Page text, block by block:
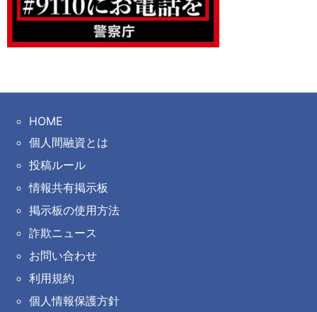
HOME
個人間融資とは
投稿ルール
情報共有掲示板
掲示板の使用方法
詐欺ニュース
お問い合わせ
利用規約
個人情報保護方針